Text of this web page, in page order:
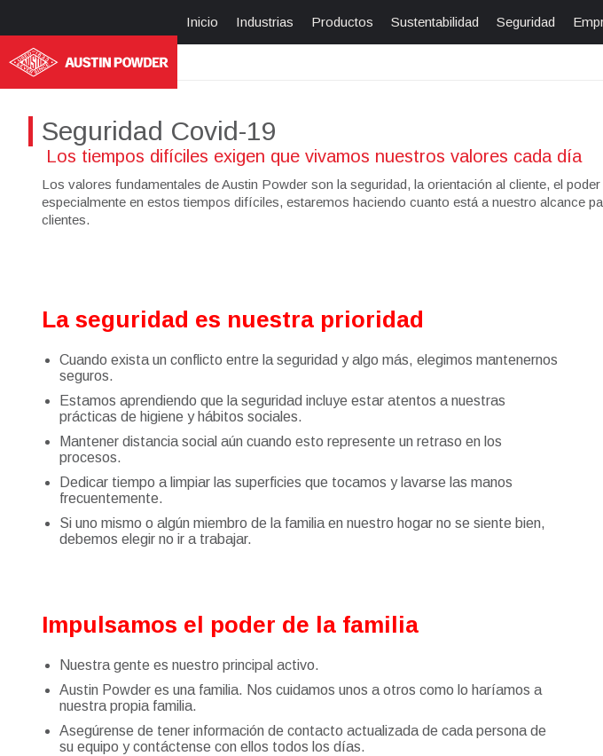
Inicio Industrias Productos Sustentabilidad Seguridad
Seguridad Covid-19
Los tiempos difíciles exigen que vivamos nuestros valores cada día
Los valores fundamentales de Austin Powder son la seguridad, la orientación al cliente, el
especialmente en estos tiempos difíciles, estaremos haciendo cuanto está a nuestro alcance
clientes.
La seguridad es nuestra prioridad
Cuando exista un conflicto entre la seguridad y algo más, elegimos mantenernos
seguros.
Estamos aprendiendo que la seguridad incluye estar atentos a nuestras
prácticas de higiene y hábitos sociales.
Mantener distancia social aún cuando esto represente un retraso en los
procesos.
Dedicar tiempo a limpiar las superficies que tocamos y lavarse las manos
frecuentemente.
Si uno mismo o algún miembro de la familia en nuestro hogar no se siente bien,
debemos elegir no ir a trabajar.
Impulsamos el poder de la familia
Nuestra gente es nuestro principal activo.
Austin Powder es una familia. Nos cuidamos unos a otros como lo haríamos a
nuestra propia familia.
Asegúrense de tener información de contacto actualizada de cada persona de
su equipo y contáctense con ellos todos los días.